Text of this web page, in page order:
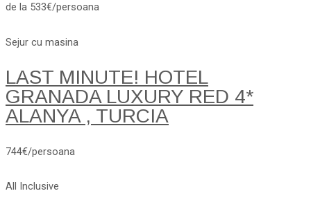
de la 533€/persoana
Sejur cu masina
LAST MINUTE! HOTEL
GRANADA LUXURY RED 4*
ALANYA , TURCIA
744€/persoana
All Inclusive